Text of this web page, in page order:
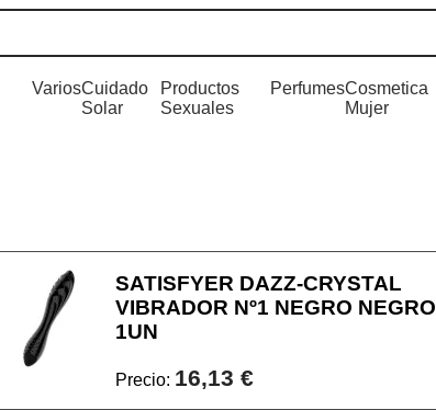
VariosCuidado
Solar
Productos
Sexuales
PerfumesCosmetica
Mujer
SATISFYER DAZZ-CRYSTAL
VIBRADOR Nº1 NEGRO NEGRO
1UN
Precio: 16,13 €